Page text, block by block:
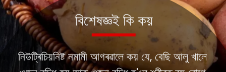
নিউট্ৰিচিয়নিষ্ট নমামী আগৰৱালে কয় যে, বেছি আলু খালে
বিশেষজ্ঞই কি কয়